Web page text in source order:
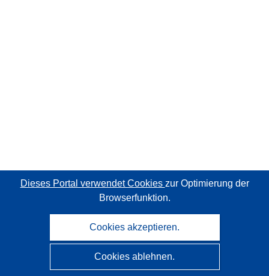
CORDIS - Forschungsergebnisse der EU
Dieses Portal verwendet Cookies zur Optimierung der
Browserfunktion.
Cookies akzeptieren.
Cookies ablehnen.